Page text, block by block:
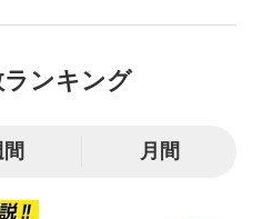
有・シェアすることがで
生したい位置をクリック
ランキング
月間